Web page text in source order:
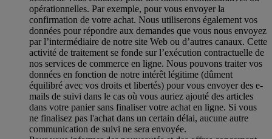
opérationnelles. Par exemple, pour vous envoyer la
confirmation de votre achat. Nous utiliserons également vos
données pour répondre aux demandes que vous nous envoyez
par l’intermédiaire de notre site Web ou d’autres canaux. Cette
activité de traitement se fonde sur l’exécution contractuelle de
nos services de commerce en ligne. Nous pouvons traiter vos
données en fonction de notre intérêt légitime (dûment
équilibré avec vos droits et libertés) pour vous envoyer des e-
mails de suivi dans le cas où vous auriez ajouté des articles
dans votre panier sans finaliser votre achat en ligne. Si vous
ne finalisez pas l'achat dans un certain délai, aucune autre
communication de suivi ne sera envoyée.